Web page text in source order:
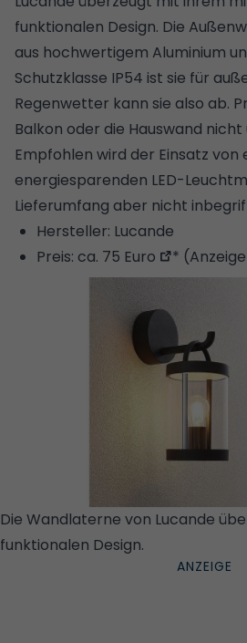
funktionalen Design. Die
aus hochwertigem Aluminium
Schutzklasse IP54 ist sie für
Regenwetter kann sie also ab.
Balkon oder die Hauswand
Empfohlen wird der Einsatz von
energiesparenden LED-
Lieferumfang aber nicht
Hersteller: Lucande
Preis: ca. 75 Euro *
Die Wandlaterne von Lucande
funktionalen Design.